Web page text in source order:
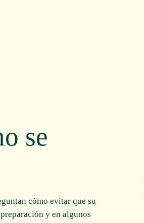
se
cómo evitar que su
y en algunos